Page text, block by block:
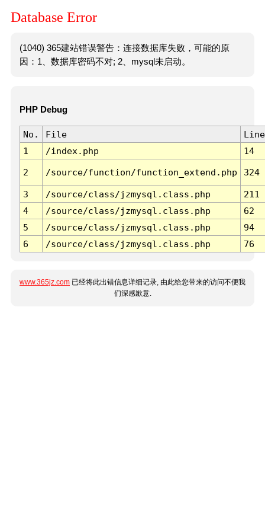
Database Error
(1040) 365建站错误警告：连接数据库失败，可能的原
因：1、数据库密码不对; 2、mysql未启动。
PHP Debug
No. File
Line
1
/index.php 14
2 /source/function/function_extend.php 324
3 /source/class/jzmysql.class.php
211
4
/source/class/jzmysql.class.php
62
5
/source/class/jzmysql.class.php
94
6
/source/class/jzmysql.class.php 76
www.365jz.com 已经将此出错信息详细记录, 由此给您带来的访问不便我
们深感歉意.